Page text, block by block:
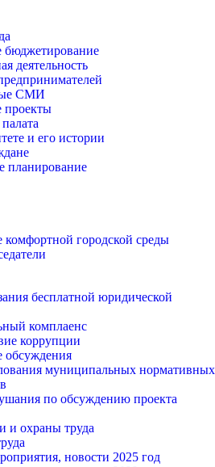
деятельность
СМИ
проекты
и его истории
планирование
городской среды
бесплатной юридической
комплаенс
коррупции
обсуждения
муниципальных нормативных
по обсуждению проекта
и охраны труда
новости 2025 год